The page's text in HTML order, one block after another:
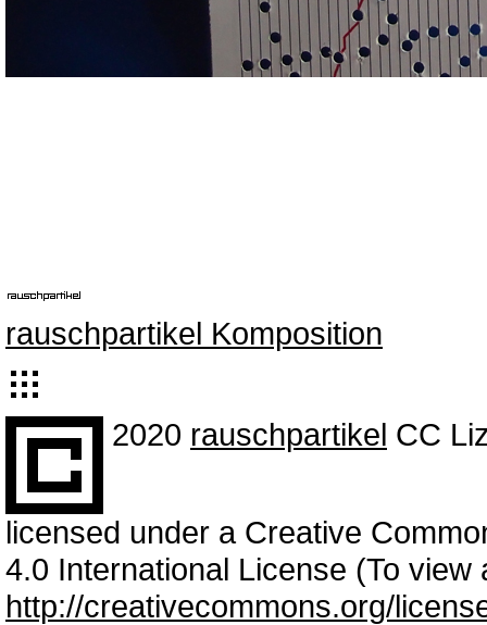
rauschpartikel Komposition
2020 rauschpartikel CC
licensed under a Creative
4.0 International License (To
http://creativecommons.org/